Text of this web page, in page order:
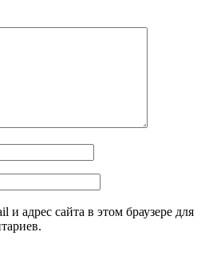
и адрес сайта в этом браузере для